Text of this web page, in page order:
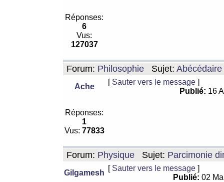
Réponses:
6
Vus:
127037
Forum: Philosophie Sujet: Abécédaire
Ache
[ Sauter vers le message ]
Publié: 16
Réponses:
1
Vus: 77833
Forum: Physique Sujet: Parcimonie
Gilgamesh
[ Sauter vers le message ]
Publié: 02